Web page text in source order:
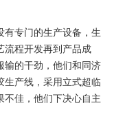
专门的生产设备，生
流程开发再到产品成
输的干劲，他们和同济
生产线，采用立式超临
不佳，他们下决心自主